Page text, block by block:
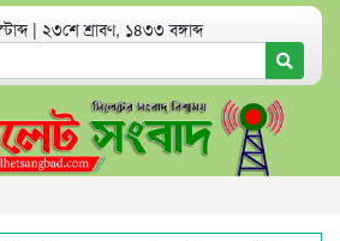
| ২৩শে শ্রাবণ, ১৪৩৩ বঙ্গাব্দ